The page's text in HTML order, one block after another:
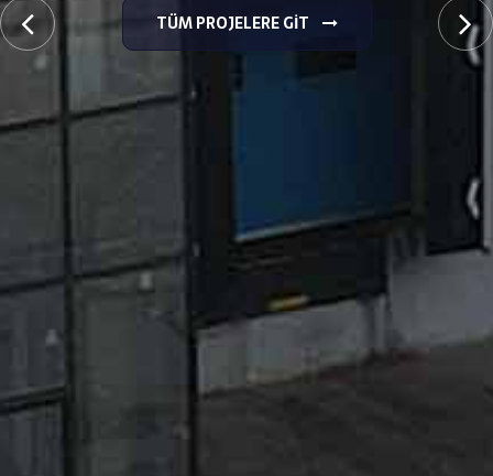
TÜM PROJELERE GIT